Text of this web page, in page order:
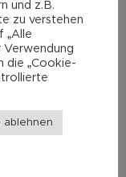
Gitarre Fichte
LF2603
, Gypsy
, Gitarren &
€
und z.B.
zu verstehen
„Alle
Verwendung
die „Cookie-
ablehnen